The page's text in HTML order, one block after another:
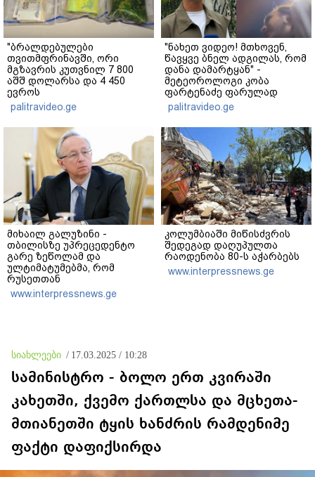
"ბრალდებულები
თვითმფრინავში, ორი
მგზავრის კუთვნილ 7 800
აშშ დოლარსა და 4 450
ევროს
მართლსაწინააღმდეგოდ
დაეუფლნენ" - დანაშაულის
რა დეტალები ხდება
ცნობილი?
palitravideo.ge
"ნახეთ ვიდეო! მთხოვენ,
წავყვე ბნელ ადგილას, რომ
დანა დამარტყან" -
მეტეოროლოგი კობა
ფარტენაძე ფარულად
გადაღებულ კადრებს
აქვეყნებს
palitravideo.ge
მიხაილ გალუზინი -
თბილისზე უპრეცედენტო
გარე ზეწოლამ და
ულტიმატუმებმა, რომ
რუსეთთან
თანამშრომლობაზე უარი
თქვას, ის შედეგი არ
დამყარებული
ურთიერთობები ავაშენოთ
www.interpressnews.ge
კოლუმბიაში მიწისძვრის
შედეგად დაღუპულთა
რაოდენობა 80-ს აჭარბებს
www.interpressnews.ge
სიახლეები / 17.03.2025 / 10:28
სამინისტრო - ბოლო ერთ კვირაში
კახეთში, ქვემო ქართლსა და მცხეთა-
მთიანეთში ტყის ხანძრის რამდენიმე
ფაქტი დაფიქსირდა